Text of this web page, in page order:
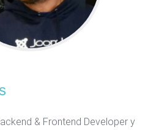
& Frontend Developer y